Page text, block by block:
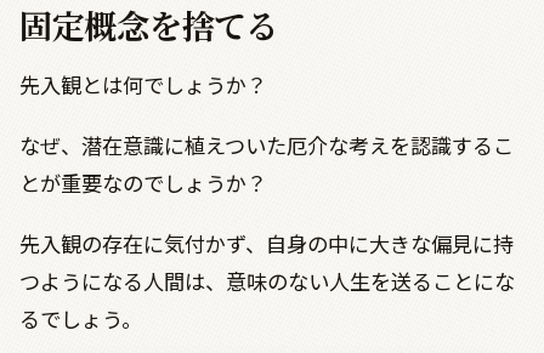
固定概念を捨てる
先入観とは何でしょうか？
なぜ、潜在意識に植えついた厄介な考えを認識するこ
とが重要なのでしょうか？
先入観の存在に気付かず、自身の中に大きな偏見に持
つようになる人間は、意味のない人生を送ることにな
るでしょう。